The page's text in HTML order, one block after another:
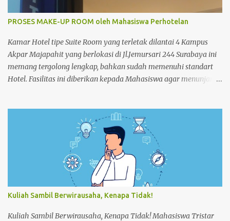
PROSES MAKE-UP ROOM oleh Mahasiswa Perhotelan
Kamar Hotel tipe Suite Room yang terletak dilantai 4 Kampus
Akpar Majapahit yang berlokasi di Jl.Jemursari 244 Surabaya ini
memang tergolong lengkap, bahkan sudah memenuhi standart
Hotel. Fasilitas ini diberikan kepada Mahasiswa agar menunjang
up Room dikamar Hotel Kampus Akpar Majapahit. Adapun
proses Make-up room adalah : 1. SET UP TROLLEY : Bersihkan
trolley menggunakan dust cloth dari atas ke bawah 2.
Masukkan perlengkapan kamar tamu dan peralatan kebersihan
3. Dorong trolley menuju kamar dengan benar 4. Letakan
trolley di depan kamar tamu 5. Ketok pintu dengan
mengucapkan “Housekeeping” max 3x 6. Buka pintu perlahan-
Kuliah Sambil Berwirausaha, Kenapa Tidak!
Kuliah Sambil Berwirausaha, Kenapa Tidak! Mahasiswa Tristar